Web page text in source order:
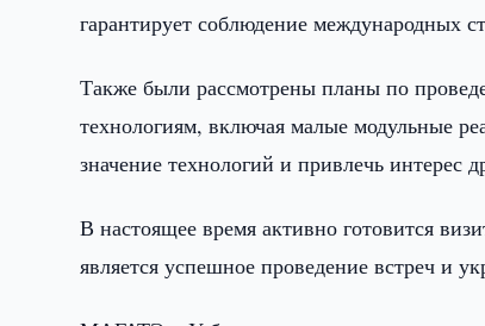
гарантирует соблюдение международных
Также были рассмотрены планы по
технологиям, включая малые модульные
значение технологий и привлечь интерес
В настоящее время активно готовится
является успешное проведение встреч и